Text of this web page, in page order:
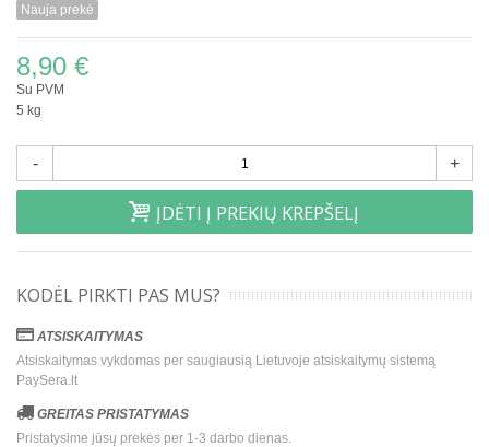
Nauja prekė
8,90 €
Su PVM
5 kg
- +
ĮDĖTI Į PREKIŲ KREPŠELĮ
KODĖL PIRKTI PAS MUS?
ATSISKAITYMAS
Atsiskaitymas vykdomas per saugiausią Lietuvoje atsiskaitymų sistemą
PaySera.lt
GREITAS PRISTATYMAS
Pristatysime jūsų prekės per 1-3 darbo dienas.